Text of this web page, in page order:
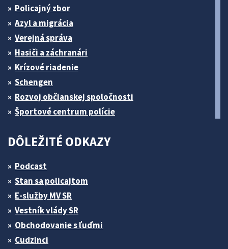
Policajný zbor
Azyl a migrácia
Verejná správa
Hasiči a záchranári
Krízové riadenie
Schengen
Rozvoj občianskej spoločnosti
Športové centrum polície
DÔLEŽITÉ ODKAZY
Podcast
Stan sa policajtom
E-služby MV SR
Vestník vlády SR
Obchodovanie s ľuďmi
Cudzinci